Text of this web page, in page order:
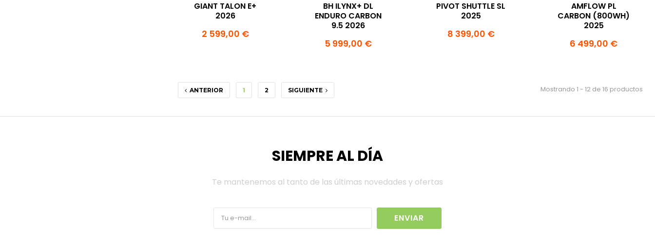
GIANT TALON E+
2026
2 599,00 €
BH ILYNX+ DL
ENDURO CARBON
9.5 2026
5 999,00 €
PIVOT SHUTTLE SL
2025
8 399,00 €
AMFLOW PL
CARBON (800WH)
2025
6 499,00 €
ANTERIOR 1 2 SIGUIENTE Mostrando 1 - 12 de 16 productos
SIEMPRE AL DÍA
Te mantenemos al tanto de las últimas novedades y ofertas
ENVIAR